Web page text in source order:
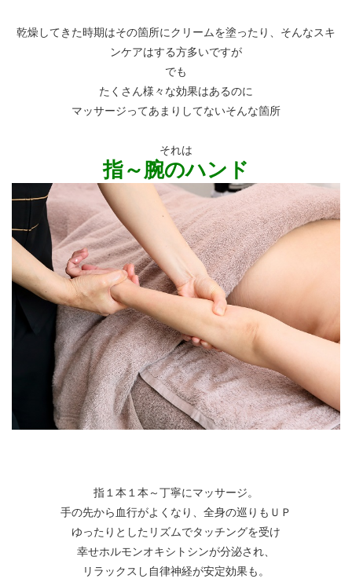
乾燥してきた時期はその箇所にクリームを塗ったり、そんなスキ
ンケアはする方多いですが
でも
たくさん様々な効果はあるのに
マッサージってあまりしてないそんな箇所
それは
指～腕のハンド
指１本１本～丁寧にマッサージ。
手の先から血行がよくなり、全身の巡りもＵＰ
ゆったりとしたリズムでタッチングを受け
幸せホルモンオキシトシンが分泌され、
リラックスし自律神経が安定効果も。